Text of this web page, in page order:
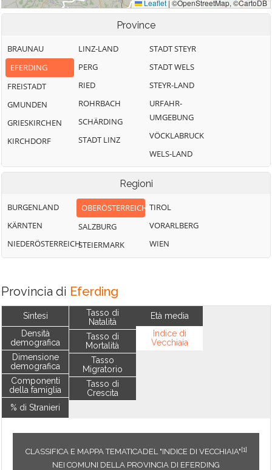
Province
BRAUNAU
EFERDING
FREISTADT
GMUNDEN
GRIESKIRCHEN
KIRCHDORF
LINZ-LAND
PERG
RIED
ROHRBACH
SCHÄRDING
STADT LINZ
STADT STEYR
STADT WELS
STEYR-LAND
URFAHR-
UMGEBUNG
VÖCKLABRUCK
WELS-LAND
Regioni
BURGENLAND
KÄRNTEN
NIEDERÖSTERREICH
OBERÖSTERREICH
SALZBURG
STEIERMARK
TIROL
VORARLBERG
WIEN
Provincia di Eferding
Sintesi
Densità
demografica
Dimensione
demografica
Componenti
della famiglia
% di Stranieri
Tasso di
Natalità
Tasso di
Mortalità
Tasso
Migratorio
Tasso di
Crescita
Età media
Indice di
Vecchiaia
CLASSIFICA E MAPPA TEMATICADEL "INDICE DI VECCHIAIA"[1]
NEI COMUNI DELLA PROVINCIA DI EFERDING